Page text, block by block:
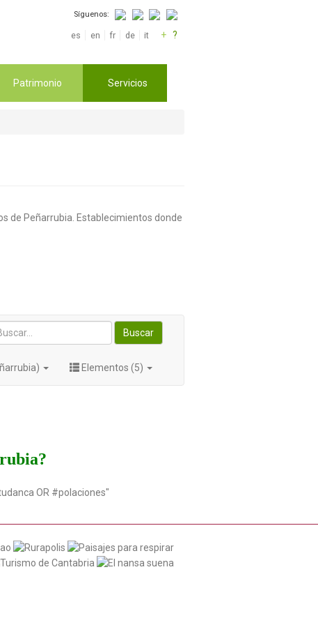
Síguenos:
es en fr de it + ?
Patrimonio Servicios
de Peñarrubia. Establecimientos donde
Buscar
Elementos (5)
OR #polaciones"